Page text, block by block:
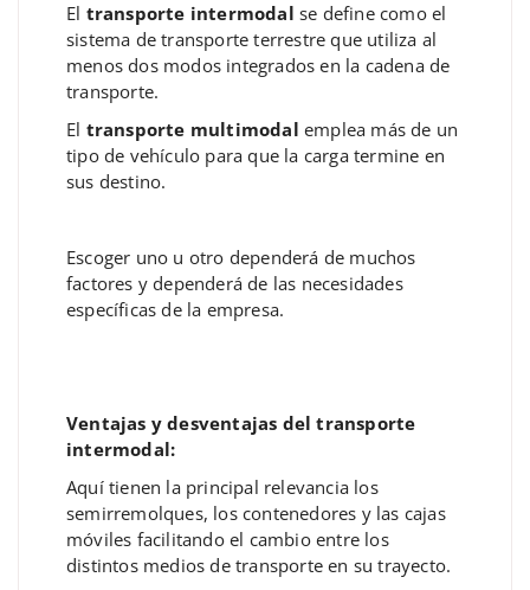
El transporte intermodal se define como el
sistema de transporte terrestre que utiliza al
menos dos modos integrados en la cadena de
transporte.
El transporte multimodal emplea más de un
tipo de vehículo para que la carga termine en
sus destino.
Escoger uno u otro dependerá de muchos
factores y dependerá de las necesidades
específicas de la empresa.
Ventajas y desventajas del transporte
intermodal:
Aquí tienen la principal relevancia los
semirremolques, los contenedores y las cajas
móviles facilitando el cambio entre los
distintos medios de transporte en su trayecto.